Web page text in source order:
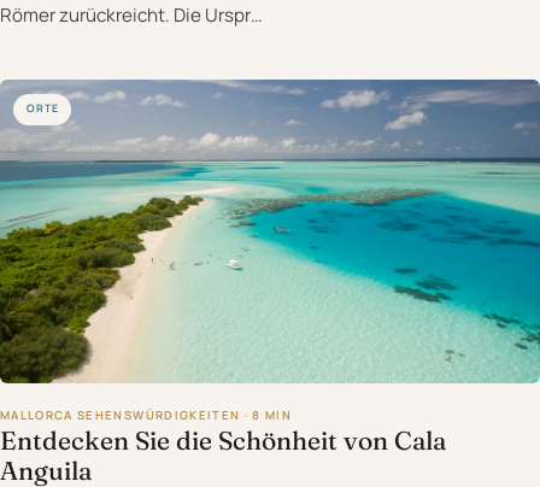
Römer zurückreicht. Die Urspr…
ORTE
MALLORCA SEHENSWÜRDIGKEITEN · 8 MIN
Entdecken Sie die Schönheit von Cala
Anguila